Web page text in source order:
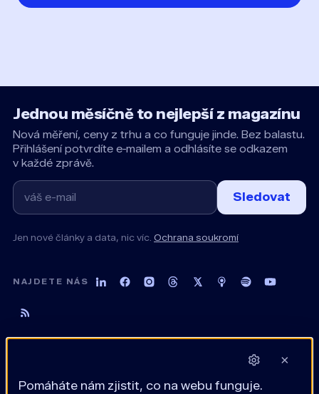
Jednou měsíčně to nejlepší z magazínu
Nová měření, ceny z trhu a co funguje jinde. Bez balastu.
Přihlášení potvrdíte e‑mailem a odhlásíte se odkazem
v každé zprávě.
Sledovat
Jen nové články a data, nic víc. Ochrana soukromí
NAJDETE NÁS
×
Pomáháte nám zjistit, co na webu funguje.